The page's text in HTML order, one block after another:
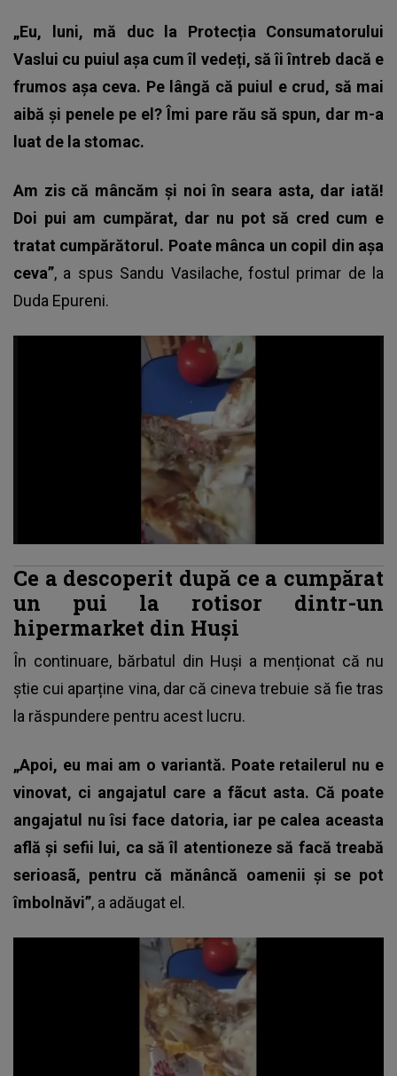
„Eu, luni, mă duc la Protecția Consumatorului
Vaslui cu puiul așa cum îl vedeți, să îi întreb dacă e
frumos așa ceva. Pe lângă că puiul e crud, să mai
aibă și penele pe el? Îmi pare rău să spun, dar m-a
luat de la stomac.
Am zis că mâncăm și noi în seara asta, dar iată!
Doi pui am cumpărat, dar nu pot să cred cum e
tratat cumpărătorul. Poate mânca un copil din așa
ceva”, a spus Sandu Vasilache, fostul primar de la
Duda Epureni.
Ce a descoperit după ce a cumpărat
un pui la rotisor dintr-un
hipermarket din Huși
În continuare, bărbatul din Huși a menționat că nu
știe cui aparține vina, dar că cineva trebuie să fie tras
la răspundere pentru acest lucru.
„Apoi, eu mai am o variantă. Poate retailerul nu e
vinovat, ci angajatul care a fãcut asta. Că poate
angajatul nu îsi face datoria, iar pe calea aceasta
află și sefii lui, ca să îl atentioneze să facă treabă
serioasã, pentru că mănâncă oamenii și se pot
îmbolnăvi”, a adăugat el.